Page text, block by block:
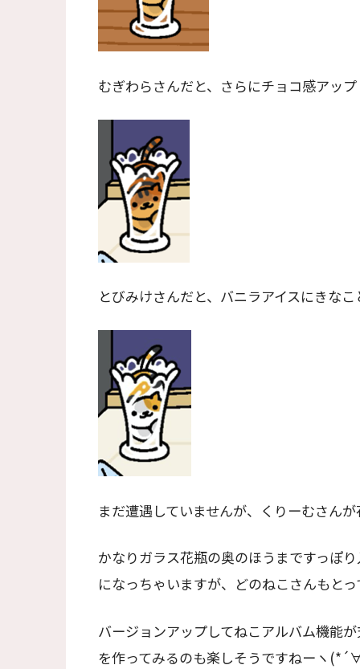
むぎわらさんだと、さらにチョコ感アッ
とびみけさんだと、バニラアイスにきな
まだ遭遇していませんが、くりーむさん
かなりガラス花瓶の奥のほうまですっぽ
になっちゃいますが、どのねこさんもと
バージョンアップしてねこアルバム機能
を作ってみるのも楽しそうですねーヽ